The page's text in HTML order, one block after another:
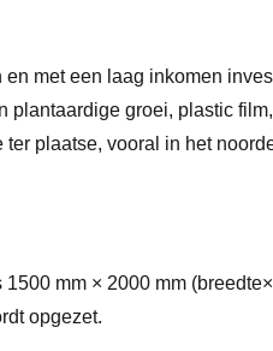
met een laag inkomen
plantaardige groei, plastic
plaatse, vooral in het
mm × 2000 mm
opgezet.